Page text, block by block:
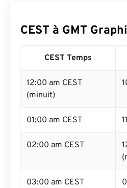
CEST à GMT
CEST Temps
12:00 am CEST
(minuit)
01:00 am CEST
02:00 am CEST
03:00 am CEST